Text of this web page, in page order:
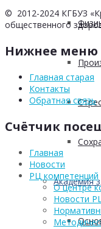
Академия
© 2012-2024 КГБУЗ
общественного
Нижнее меню
Главная старая
Контакты
Обратная связь
Счётчик
Главная
Новости
РЦ компетенций
О центре
Новости